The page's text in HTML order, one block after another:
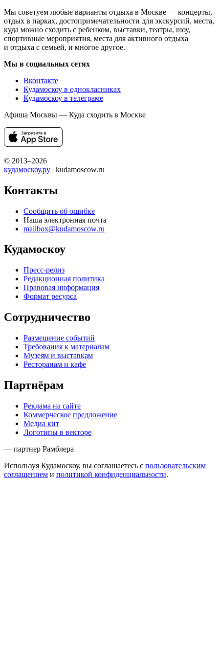
Мы советуем любые варианты отдыха в Москве — концерты,
отдых в парках, достопримечательности для экскурсий, места,
куда можно сходить с ребенком, выставки, театры, шоу,
спортивные мероприятия, места для активного отдыха
и отдыха с семьей, и многое другое.
Мы в социальных сетях
Вконтакте
Кудамоскоу в однокласниках
Кудамоскоу в телеграме
Афиша Москвы — Куда сходить в Москве
© 2013–2026
кудамоскоу.ру | kudamoscow.ru
Контакты
Сообщить об ошибке
Наша электронная почта
mailbox@kudamoscow.ru
Кудамоскоу
Пресс-релиз
Редакционная политика
Правовая информация
Формат ресурса
Сотрудничество
Размещение событий
Требования к материалам
Музеям и выставкам
Ресторанам и кафе
Партнёрам
Реклама на сайте
Коммерческое предложение
Медиа кит
Логотипы в векторе
— партнер Рамблера
Используя Кудамоскоу, вы соглашаетесь с пользовательским
соглашением и политикой конфиденциальности.